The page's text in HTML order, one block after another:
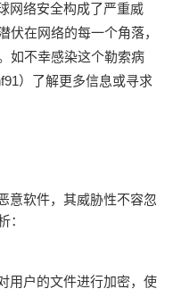
网络安全构成了严重威
伏在网络的每一个角落，
如不幸感染这个勒索病
）了解更多信息或寻求
意软件，其威胁性不容忽
：
用户的文件进行加密，使